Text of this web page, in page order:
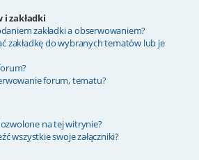
zakładki
zakładki a obserwowaniem?
zakładkę do wybranych tematów lub je
forum, tematu?
na tej witrynie?
wszystkie swoje załączniki?